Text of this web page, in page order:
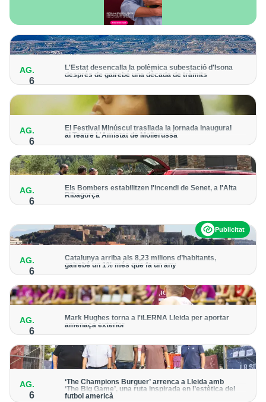
AG.
6
L'Estat desencalla la polèmica subestació d'Isona
després de gairebé una dècada de tràmits
L’Ajuntament presentarà un recurs contra la resolució "per
AG.
6
El Festival Minúscul trasllada la jornada inaugural
al Teatre L'Amistat de Mollerussa
El recital de la cantautora Raquel Lúa obrirà la cinquena edició
AG.
6
Els Bombers estabilitzen l'incendi de Senet, a l'Alta
Ribagorça
El cos manté activat un helicòpter bombarder i descarta
Publicitat
AG.
6
Catalunya arriba als 8,23 milions d’habitants,
gairebé un 1% més que fa un any
Lleida registra uns 468.000 habitants, amb un increment de
AG.
6
Mark Hughes torna a l'iLERNA Lleida per aportar
amenaça exterior
L'escorta americà va vestir la samarreta bordeus la temporada
AG.
6
‘The Champions Burguer’ arrenca a Lleida amb
‘The Big Game’, una ruta inspirada en l’estètica del
futbol americà